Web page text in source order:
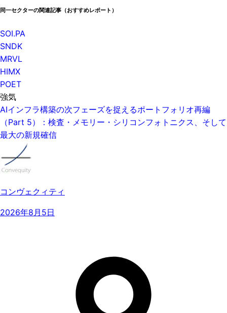
同一セクターの関連記事（おすすめレポート）
SOI.PA
SNDK
MRVL
HIMX
POET
強気
AIインフラ構築の次フェーズを捉えるポートフォリオ再編
（Part 5）：検査・メモリー・シリコンフォトニクス、そして
最大の新規確信
コンヴェクィティ
2026年8月5日